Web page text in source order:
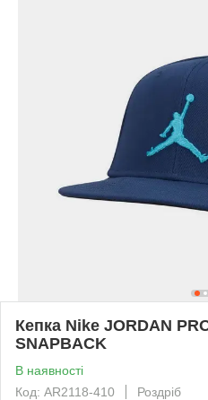
Кепка Nike JORDAN
SNAPBACK
В наявності
Код: AR2118-410
Роздріб